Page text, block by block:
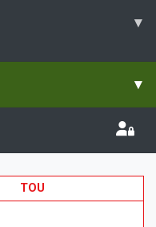
▾
▾
TOU